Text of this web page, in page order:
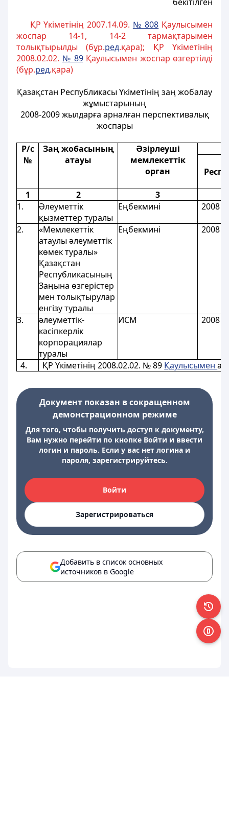
ҚР Үкіметінің 2007.14.09. № 808 Қаулысымен
жоспар 14-1, 14-2 тармақтарымен
толықтырылды (бұр.ред.қара); ҚР Үкіметінің
2008.02.02. № 89Қаулысымен жоспар өзгертілді
(бұр.ред.қара)
Қазақстан Республикасы Үкіметінің заң жобалау
жұмыстарының
2008-2009 жылдарға арналған перспективалық
жоспары
Р/с
№
Заң жобасының
атауы
Әзірлеуші
мемлекеттік
орган
1
2
3
1.
Әлеуметтік
қызметтер туралы
Еңбекмині 2008
2.
«Мемлекеттік
атаулы әлеуметтік
көмек туралы»
Қазақстан
Республикасының
Заңына өзгерістер
мен толықтырулар
енгізу туралы
Еңбекмині 2008
3.
әлеуметтік-
кәсіпкерлік
корпорациялар
туралы
ИСМ 2008
4. ҚР Үкіметінің 2008.02.02. № 89 Қаулысымен
Документ показан в сокращенном
демонстрационном режиме
Для того, чтобы получить доступ к документу,
Вам нужно перейти по кнопке Войти и ввести
логин и пароль. Если у вас нет логина и
пароля, зарегистрируйтесь.
Войти
Зарегистрироваться
Добавить в список основных
источников в Google